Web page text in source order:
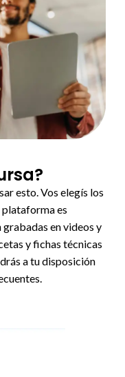
esto. Vos elegís los
plataforma es
en videos y
y fichas técnicas
a tu disposición